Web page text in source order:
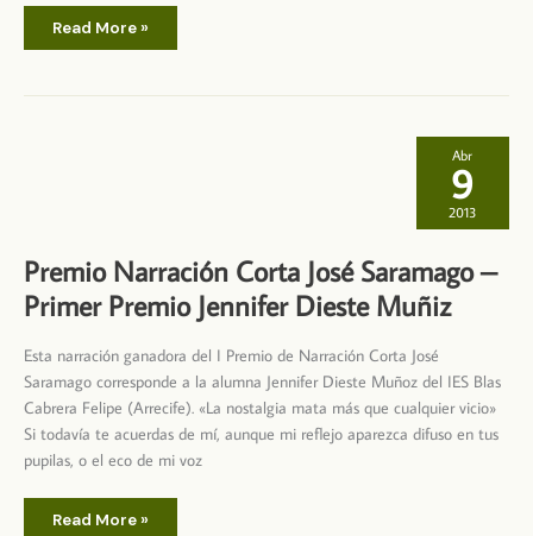
Premio
Narracion
Saramago
Read More »
Premio Narración Corta José Saramago –
Primer Premio Jennifer Dieste Muñiz
Esta narración ganadora del I Premio de Narración Corta José
Saramago corresponde a la alumna Jennifer Dieste Muñoz del IES Blas
Cabrera Felipe (Arrecife). «La nostalgia mata más que cualquier vicio»
Si todavía te acuerdas de mí, aunque mi reflejo aparezca difuso en tus
pupilas, o el eco de mi voz
Premio
Read More »
Abr
9
2013